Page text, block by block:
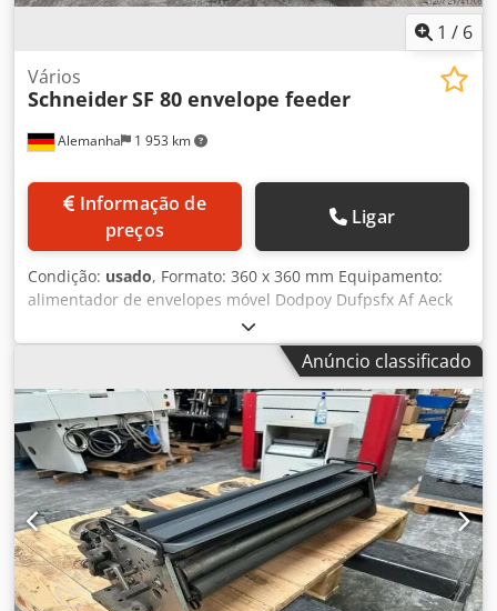
1 / 6
Alemanha 1 953 km
Vários
SchneiderSF 80 envelope feeder
preços
Ligar
Condição: usado, Formato: 360 x 360 mm Equipamento:
alimentador de envelopes móvel Dodpoy Dufpsfx Af Aeck
formato de 100 x 100 mm até 360 x 360 mm velocidade de
15.000 unidades por hora sensor controlado para ajuste
Anúncio classificado